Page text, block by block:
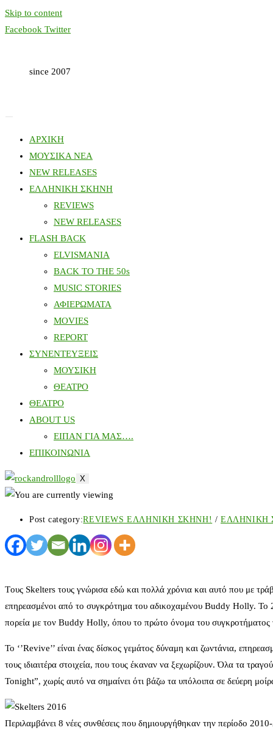
Skip to content
Facebook Twitter
since 2007
ΑΡΧΙΚΗ
ΜΟΥΣΙΚΑ ΝΕΑ
NEW RELEASES
ΕΛΛΗΝΙΚΗ ΣΚΗΝΗ
REVIEWS
NEW RELEASES
FLASH BACK
ELVISMANIA
BACK TO THE 50s
MUSIC STORIES
ΑΦΙΕΡΩΜΑΤΑ
MOVIES
REPORT
ΣΥΝΕΝΤΕΥΞΕΙΣ
ΜΟΥΣΙΚΗ
ΘΕΑΤΡΟ
ΘΕΑΤΡΟ
ABOUT US
ΕΙΠΑΝ ΓΙΑ ΜΑΣ….
ΕΠΙΚΟΙΝΩΝΙΑ
X
Post category:REVIEWS ΕΛΛΗΝΙΚΗ ΣΚΗΝΗ! / ΕΛΛΗΝΙΚΗ
Tους Skelters τους γνώρισα εδώ και πολλά χρόνια και αυτό που με
επηρεασμένοι από το συγκρότημα του αδικοχαμένου Buddy Holly.
πορεία με τον Buddy Holly, όπου το πρώτο όνομα του
Το ‘’Revive’’ είναι ένας δίσκος γεμάτος δύναμη και ζωντάνια,
τους ιδιαιτέρα στοιχεία, που τους έκαναν να ξεχωρίζουν. Όλα τα
Tonight”, χωρίς αυτό να σημαίνει ότι βάζω τα υπόλοιπα σε δεύερη
Περιλαμβάνει 8 νέες συνθέσεις που δημιουργήθηκαν την περίοδο